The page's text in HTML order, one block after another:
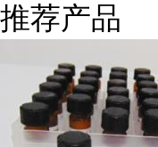
推荐产品